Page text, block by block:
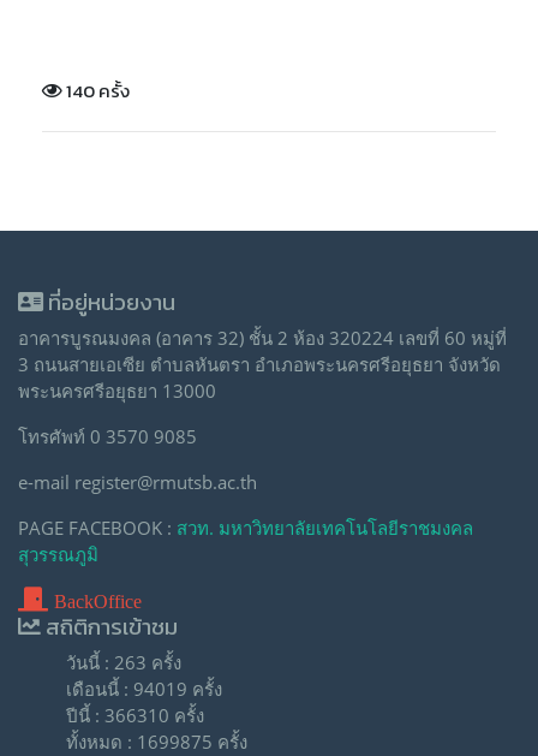
140 ครั้ง
ที่อยู่หน่วยงาน
อาคารบูรณมงคล (อาคาร 32) ชั้น 2 ห้อง 320224 เลขที่ 60 หมู่ที่
3 ถนนสายเอเซีย ตำบลหันตรา อำเภอพระนครศรีอยุธยา จังหวัด
พระนครศรีอยุธยา 13000
โทรศัพท์ 0 3570 9085
e-mail register@rmutsb.ac.th
PAGE FACEBOOK : สวท. มหาวิทยาลัยเทคโนโลยีราชมงคล
สุวรรณภูมิ
BackOffice
สถิติการเข้าชม
วันนี้ : 263 ครั้ง
เดือนนี้ : 94019 ครั้ง
ปีนี้ : 366310 ครั้ง
ทั้งหมด : 1699875 ครั้ง